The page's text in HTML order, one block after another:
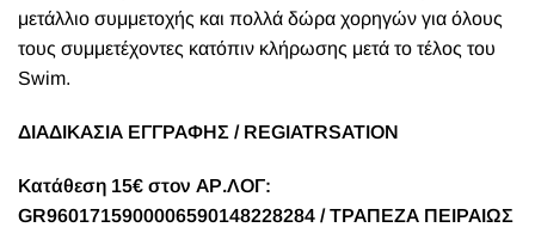
μετάλλιο συμμετοχής και πολλά δώρα χορηγών για όλους
τους συμμετέχοντες κατόπιν κλήρωσης μετά το τέλος του
Swim.
ΔΙΑΔΙΚΑΣΙΑ ΕΓΓΡΑΦΗΣ / REGIATRSATION
Κατάθεση 15€ στον ΑΡ.ΛΟΓ:
GR9601715900006590148228284 / ΤΡΑΠΕΖΑ ΠΕΙΡΑΙΩΣ